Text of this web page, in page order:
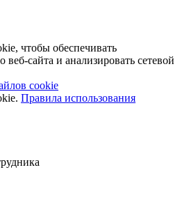
чтобы обеспечивать
сайта и анализировать сетевой
cookie
Правила использования